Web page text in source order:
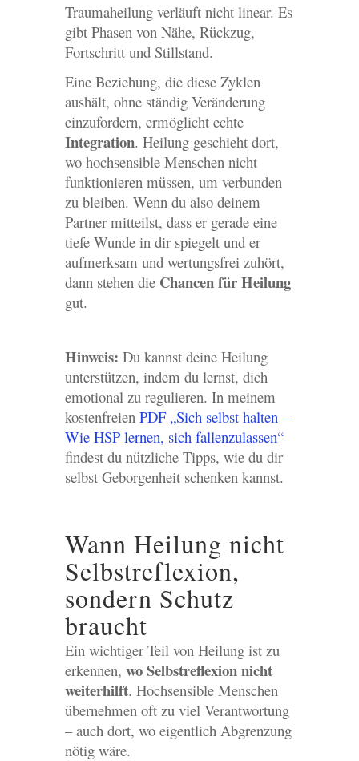
Traumaheilung verläuft nicht linear. Es
gibt Phasen von Nähe, Rückzug,
Fortschritt und Stillstand.
Eine Beziehung, die diese Zyklen
aushält, ohne ständig Veränderung
einzufordern, ermöglicht echte
Integration. Heilung geschieht dort,
wo hochsensible Menschen nicht
funktionieren müssen, um verbunden
zu bleiben. Wenn du also deinem
Partner mitteilst, dass er gerade eine
tiefe Wunde in dir spiegelt und er
aufmerksam und wertungsfrei zuhört,
dann stehen die Chancen für Heilung
gut.
Hinweis: Du kannst deine Heilung
unterstützen, indem du lernst, dich
emotional zu regulieren. In meinem
kostenfreien PDF „Sich selbst halten –
Wie HSP lernen, sich fallenzulassen“
findest du nützliche Tipps, wie du dir
selbst Geborgenheit schenken kannst.
Wann Heilung nicht
Selbstreflexion,
sondern Schutz
braucht
Ein wichtiger Teil von Heilung ist zu
erkennen, wo Selbstreflexion nicht
weiterhilft. Hochsensible Menschen
übernehmen oft zu viel Verantwortung
– auch dort, wo eigentlich Abgrenzung
nötig wäre.